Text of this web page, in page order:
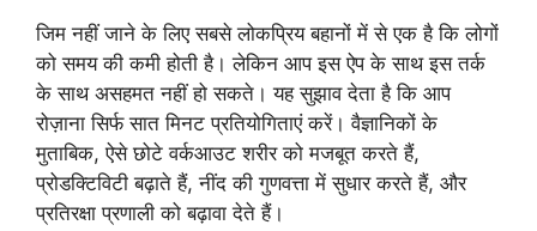
जिम नहीं जाने के लिए सबसे लोकप्रिय बहानों में से एक है कि लोगों
को समय की कमी होती है। लेकिन आप इस ऐप के साथ इस तर्क
के साथ असहमत नहीं हो सकते। यह सुझाव देता है कि आप
रोज़ाना सिर्फ सात मिनट प्रतियोगिताएं करें। वैज्ञानिकों के
मुताबिक, ऐसे छोटे वर्कआउट शरीर को मजबूत करते हैं,
प्रोडक्टिविटी बढ़ाते हैं, नींद की गुणवत्ता में सुधार करते हैं, और
प्रतिरक्षा प्रणाली को बढ़ावा देते हैं।